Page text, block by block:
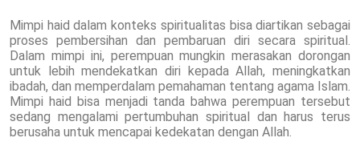
Mimpi haid dalam konteks spiritualitas bisa diartikan sebagai
proses pembersihan dan pembaruan diri secara spiritual.
Dalam mimpi ini, perempuan mungkin merasakan dorongan
untuk lebih mendekatkan diri kepada Allah, meningkatkan
ibadah, dan memperdalam pemahaman tentang agama Islam.
Mimpi haid bisa menjadi tanda bahwa perempuan tersebut
sedang mengalami pertumbuhan spiritual dan harus terus
berusaha untuk mencapai kedekatan dengan Allah.